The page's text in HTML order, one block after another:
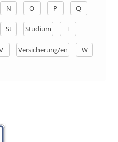
N O P Q
St Studium T
Versicherung/en W